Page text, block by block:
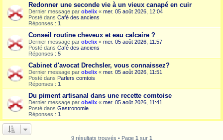
Redonner une seconde vie à un vieux canapé en cuir
Dernier message par obelix « mer. 05 août 2026, 12:04
Posté dans Café des anciens
Réponses : 1
Conseil routine cheveux et eau calcaire ?
Dernier message par obelix « mer. 05 août 2026, 11:57
Posté dans Café des anciens
Réponses : 5
Cabinet d'avocat Drechsler, vous connaissez?
Dernier message par obelix « mer. 05 août 2026, 11:51
Posté dans Parlers comtois
Réponses : 1
Du piment artisanal dans une recette comtoise
Dernier message par obelix « mer. 05 août 2026, 11:41
Posté dans Gastronomie
Réponses : 1
9 résultats trouvés • Page 1 sur 1